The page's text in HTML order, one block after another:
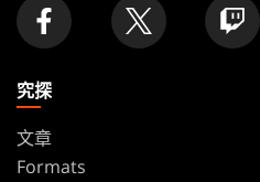
究探
文章
Formats